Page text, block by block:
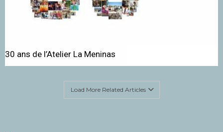
30 ans de l’Atelier La Meninas
Load More Related Articles